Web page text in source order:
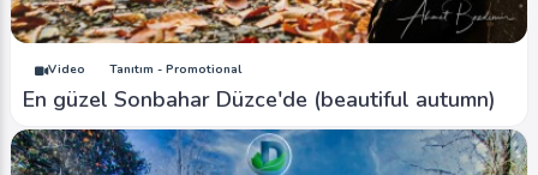
Video Tanıtım - Promotional
En güzel Sonbahar Düzce'de (beautiful autumn)